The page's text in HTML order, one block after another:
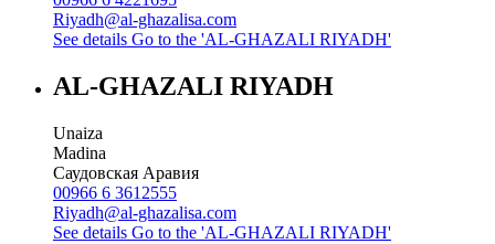
Riyadh@al-ghazalisa.com
See details Go to the 'AL-GHAZALI RIYADH'
AL-GHAZALI RIYADH
Unaiza
Madina
Саудовская Аравия
00966 6 3612555
Riyadh@al-ghazalisa.com
See details Go to the 'AL-GHAZALI RIYADH'